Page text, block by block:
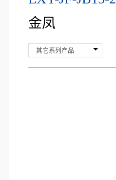
金凤
其它系列产品